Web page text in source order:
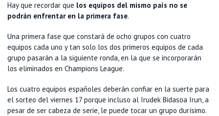
Hay que recordar que los equipos del mismo país no se
podrán enfrentar en la primera fase.
Una primera fase que constará de ocho grupos con cuatro
equipos cada uno y tan solo los dos primeros equipos de cada
grupo pasarán a la siguiente ronda, en la que se incorporarán
los eliminados en Champions League.
Los cuatro equipos españoles deberán confiar en la suerte para
el sorteo del viernes 17 porque incluso al Irudek Bidasoa Irun, a
pesar de ser cabeza de serie, le puede tocar un grupo durísimo.